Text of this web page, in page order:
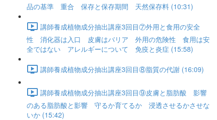
品の基準 重合 保存と保存期間 天然保存料 (10:31)
講師養成植物成分抽出講座3回目⑦外用と食用の安全
性 消化器は入口 皮膚はバリア 外用の危険性 食用は安
全ではない アレルギーについて 免疫と炎症 (15:58)
講師養成植物成分抽出講座3回目⑧脂質の代謝 (16:09)
講師養成植物成分抽出講座3回目⑨皮膚と脂肪酸 影響
のある脂肪酸と影響 守るか育てるか 浸透させるかさせな
いか (15:42)